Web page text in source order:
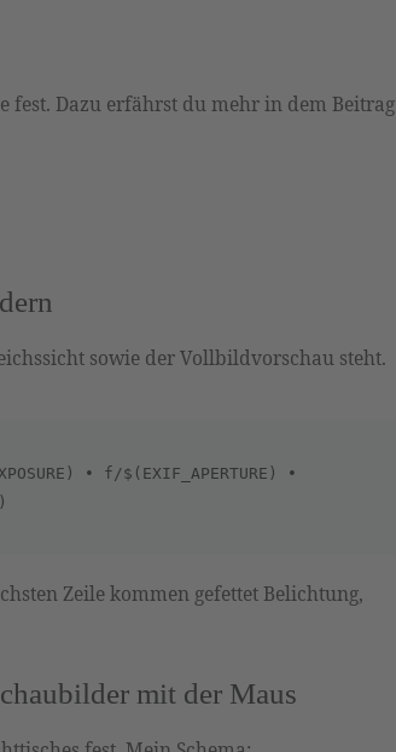
Dazu erfährst du mehr in dem Beitrag
sowie der Vollbildvorschau steht.
• f/$(EXIF_APERTURE) •
Zeile kommen gefettet Belichtung,
mit der Maus